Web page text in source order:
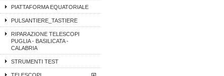
PIATTAFORMA EQUATORIALE
PULSANTIERE_TASTIERE
RIPARAZIONE TELESCOPI
PUGLIA - BASILICATA -
CALABRIA
STRUMENTI TEST